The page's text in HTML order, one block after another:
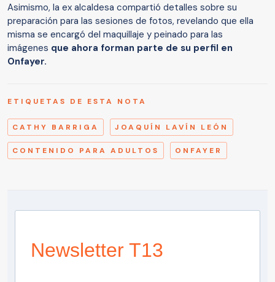
Asimismo, la ex alcaldesa compartió detalles sobre su
preparación para las sesiones de fotos, revelando que ella
misma se encargó del maquillaje y peinado para las
imágenes que ahora forman parte de su perfil en
Onfayer.
ETIQUETAS DE ESTA NOTA
CATHY BARRIGA JOAQUÍN LAVÍN LEÓN
CONTENIDO PARA ADULTOS ONFAYER
Newsletter T13